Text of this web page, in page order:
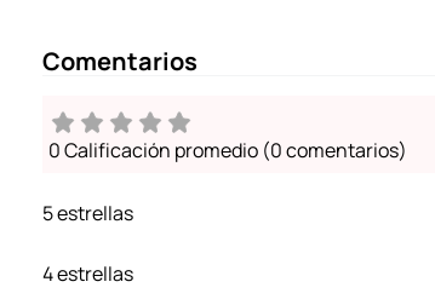
Comentarios
0 Calificación promedio (0 comentarios)
5 estrellas
4 estrellas